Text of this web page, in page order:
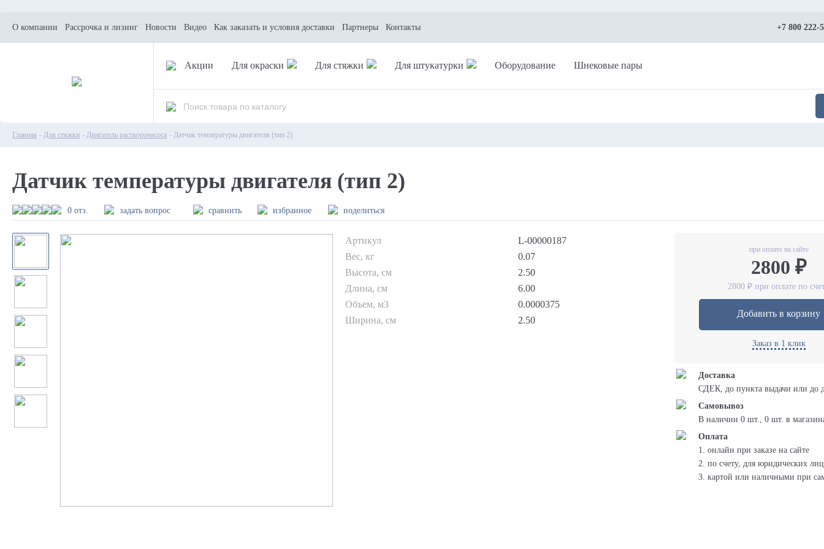
О компании Рассрочка и лизинг Новости Видео Как заказать и условия доставки Партнеры Контакты +7 800 222-
Акции Для окраски Для стяжки Для штукатурки Оборудование Шнековые пары
Главная - Для стяжки - Двигатель растворонасоса - Датчик температуры двигателя (тип 2)
Датчик температуры двигателя (тип 2)
0 отз. задать вопрос сравнить избранное поделиться
Артикул
L-00000187
Вес, кг
0.07
Высота, см
2.50
Длина, см
6.00
Объем, м3
0.0000375
Ширина, см
2.50
при оплате на сайте
2800 ₽
2800 ₽ при оплате по
Добавить в корзину
Заказ в 1 клик
Доставка
СДЕК, до пункта выдачи или до
Самовывоз
В наличии 0 шт., 0 шт. в
Оплата
1. онлайн при заказе на сайте
2. по счету, для юридических лиц
3. картой или наличными при